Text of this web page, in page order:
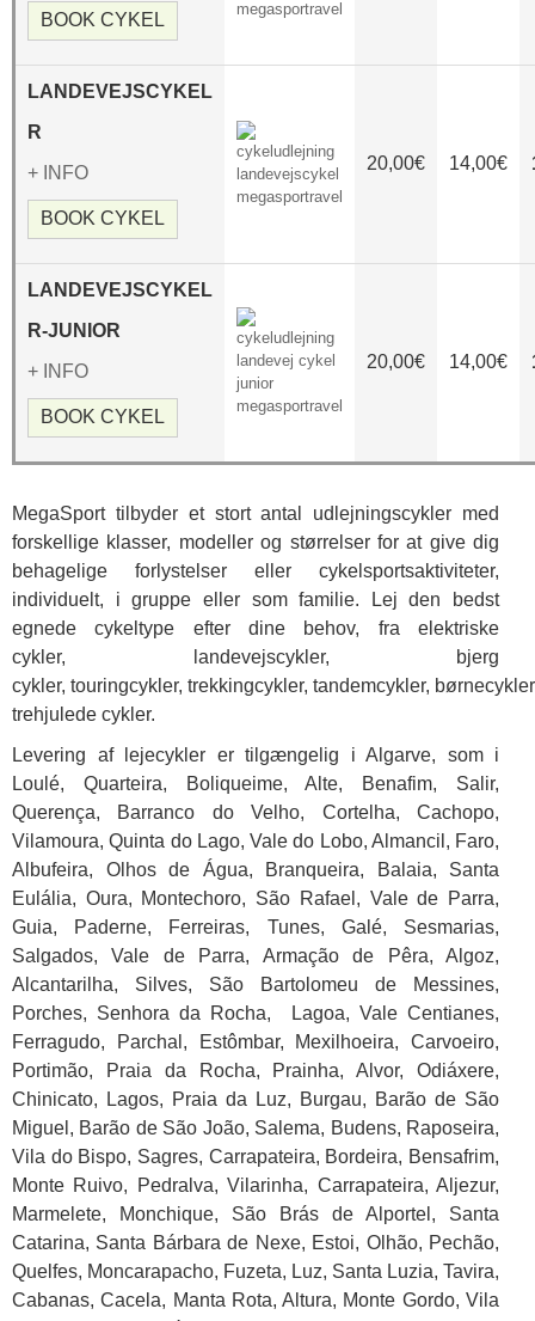
BOOK CYKEL
LANDEVEJSCYKEL
R
+ INFO
BOOK CYKEL
20,00€ 14,00€
LANDEVEJSCYKEL
R-JUNIOR
+ INFO
BOOK CYKEL
20,00€ 14,00€
MegaSport tilbyder et stort antal udlejningscykler med
forskellige klasser, modeller og størrelser for at give dig
behagelige forlystelser eller cykelsportsaktiviteter,
individuelt, i gruppe eller som familie. Lej den bedst
egnede cykeltype efter dine behov, fra elektriske
cykler, landevejscykler, bjerg
cykler, touringcykler, trekkingcykler, tandemcykler,
trehjulede cykler.
Levering af lejecykler er tilgængelig i Algarve, som i
Loulé, Quarteira, Boliqueime, Alte, Benafim, Salir,
Querença, Barranco do Velho, Cortelha, Cachopo,
Vilamoura, Quinta do Lago, Vale do Lobo, Almancil, Faro,
Albufeira, Olhos de Água, Branqueira, Balaia, Santa
Eulália, Oura, Montechoro, São Rafael, Vale de Parra,
Guia, Paderne, Ferreiras, Tunes, Galé, Sesmarias,
Salgados, Vale de Parra, Armação de Pêra, Algoz,
Alcantarilha, Silves, São Bartolomeu de Messines,
Porches, Senhora da Rocha, Lagoa, Vale Centianes,
Ferragudo, Parchal, Estômbar, Mexilhoeira, Carvoeiro,
Portimão, Praia da Rocha, Prainha, Alvor, Odiáxere,
Chinicato, Lagos, Praia da Luz, Burgau, Barão de São
Miguel, Barão de São João, Salema, Budens, Raposeira,
Vila do Bispo, Sagres, Carrapateira, Bordeira, Bensafrim,
Monte Ruivo, Pedralva, Vilarinha, Carrapateira, Aljezur,
Marmelete, Monchique, São Brás de Alportel, Santa
Catarina, Santa Bárbara de Nexe, Estoi, Olhão, Pechão,
Quelfes, Moncarapacho, Fuzeta, Luz, Santa Luzia, Tavira,
Cabanas, Cacela, Manta Rota, Altura, Monte Gordo, Vila